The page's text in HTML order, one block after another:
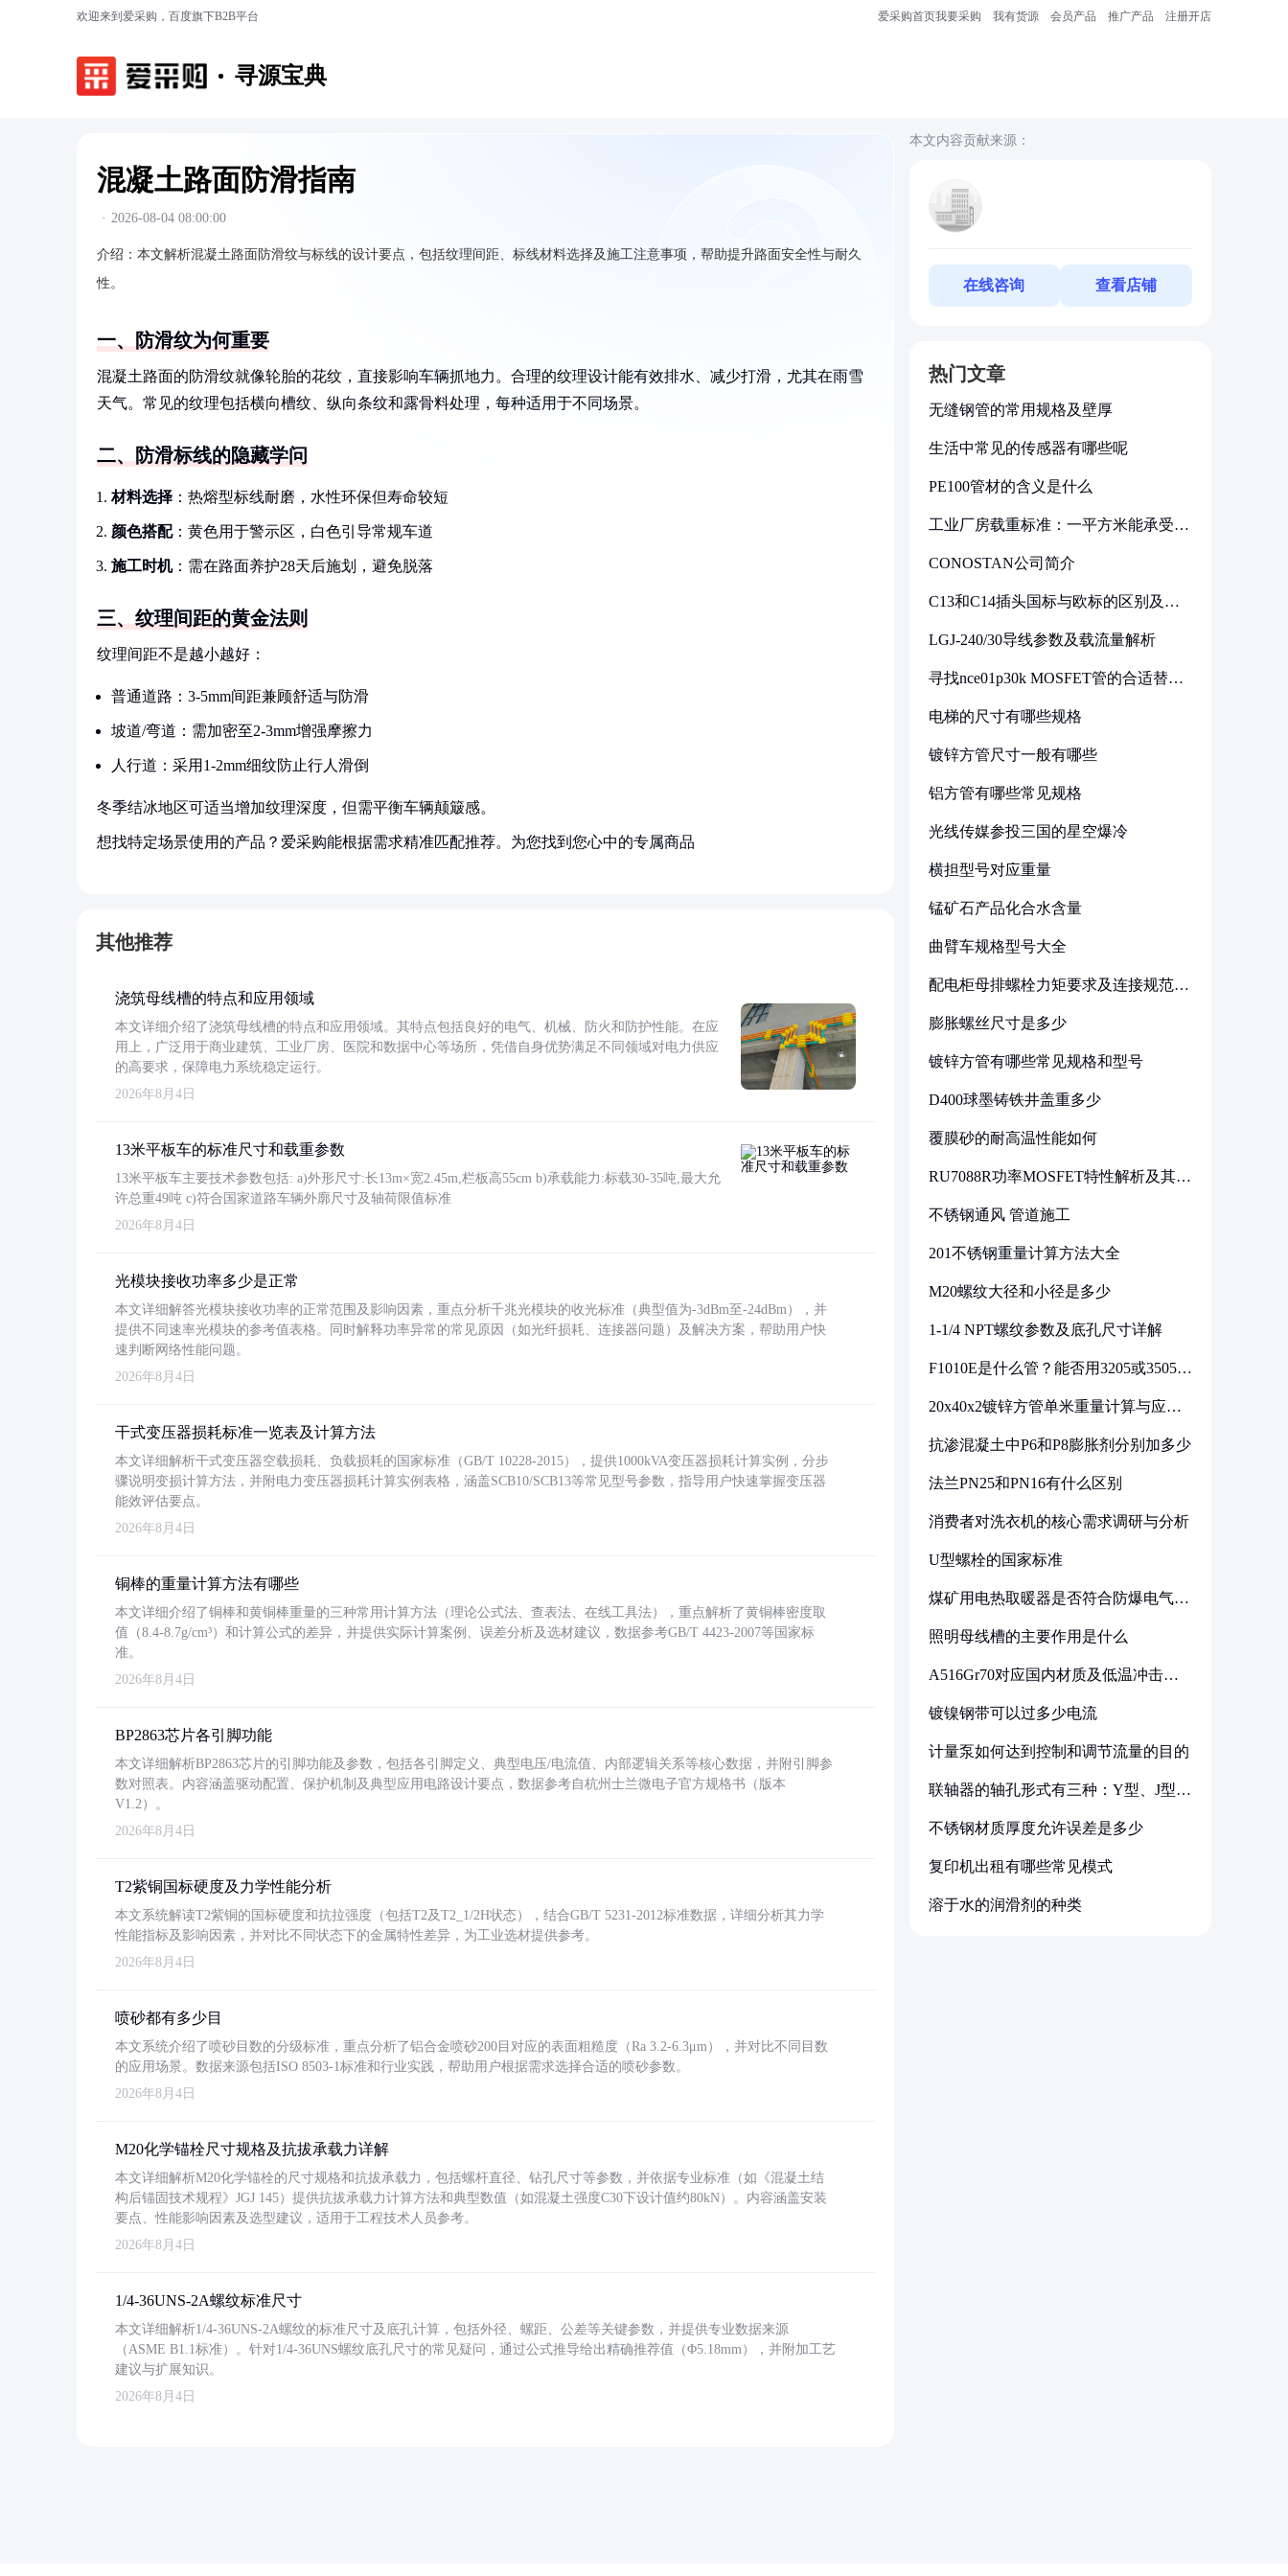
欢迎来到爱采购，百度旗下B2B平台 爱采购首页我要采购 我有货源 会员产品 推广产品 注册开店
寻源宝典
混凝土路面防滑指南
· 2026-08-04 08:00:00
介绍： 本文解析混凝土路面防滑纹与标线的设计要点，包括纹理间距、标线材料选择及施工注意事项，帮助提升路面安全性与耐久
性。
一、防滑纹为何重要
混凝土路面的防滑纹就像轮胎的花纹，直接影响车辆抓地力。合理的纹理设计能有效排水、减少打滑，尤其在雨雪
天气。常见的纹理包括横向槽纹、纵向条纹和露骨料处理，每种适用于不同场景。
二、防滑标线的隐藏学问
材料选择 ：热熔型标线耐磨，水性环保但寿命较短
颜色搭配：黄色用于警示区，白色引导常规车道
施工时机：需在路面养护28天后施划，避免脱落
三、纹理间距的黄金法则
纹理间距不是越小越好：
普通道路：3-5mm间距兼顾舒适与防滑
坡道/弯道：需加密至2-3mm增强摩擦力
人行道：采用1-2mm细纹防止行人滑倒
冬季结冰地区可适当增加纹理深度，但需平衡车辆颠簸感。
想找特定场景使用的产品？爱采购能根据需求精准匹配推荐。为您找到您心中的专属商品
其他推荐
浇筑母线槽的特点和应用领域
本文详细介绍了浇筑母线槽的特点和应用领域。其特点包括良好的电气、机械、防火和防护性能。在应
用上，广泛用于商业建筑、工业厂房、医院和数据中心等场所，凭借自身优势满足不同领域对电力供应
的高要求，保障电力系统稳定运行。
2026年8月4日
13米平板车的标准尺寸和载重参数
13米平板车主要技术参数包括: a)外形尺寸:长13m×宽2.45m,栏板高55cm b)承载能力:标载30-35吨,最大允
许总重49吨 c)符合国家道路车辆外廓尺寸及轴荷限值标准
2026年8月4日
光模块接收功率多少是正常
本文详细解答光模块接收功率的正常范围及影响因素，重点分析千兆光模块的收光标准（典型值为-3dBm至-24dBm），并
提供不同速率光模块的参考值表格。同时解释功率异常的常见原因（如光纤损耗、连接器问题）及解决方案，帮助用户快
速判断网络性能问题。
2026年8月4日
干式变压器损耗标准一览表及计算方法
本文详细解析干式变压器空载损耗、负载损耗的国家标准（GB/T 10228-2015），提供1000kVA变压器损耗计算实例，分步
骤说明变损计算方法，并附电力变压器损耗计算实例表格，涵盖SCB10/SCB13等常见型号参数，指导用户快速掌握变压器
能效评估要点。
2026年8月4日
铜棒的重量计算方法有哪些
本文详细介绍了铜棒和黄铜棒重量的三种常用计算方法（理论公式法、查表法、在线工具法），重点解析了黄铜棒密度取
值（8.4-8.7g/cm³）和计算公式的差异，并提供实际计算案例、误差分析及选材建议，数据参考GB/T 4423-2007等国家标
准。
2026年8月4日
BP2863芯片各引脚功能
本文详细解析BP2863芯片的引脚功能及参数，包括各引脚定义、典型电压/电流值、内部逻辑关系等核心数据，并附引脚参
数对照表。内容涵盖驱动配置、保护机制及典型应用电路设计要点，数据参考自杭州士兰微电子官方规格书（版本
V1.2）。
2026年8月4日
T2紫铜国标硬度及力学性能分析
本文系统解读T2紫铜的国标硬度和抗拉强度（包括T2及T2_1/2H状态），结合GB/T 5231-2012标准数据，详细分析其力学
性能指标及影响因素，并对比不同状态下的金属特性差异，为工业选材提供参考。
2026年8月4日
喷砂都有多少目
本文系统介绍了喷砂目数的分级标准，重点分析了铝合金喷砂200目对应的表面粗糙度（Ra 3.2-6.3μm），并对比不同目数
的应用场景。数据来源包括ISO 8503-1标准和行业实践，帮助用户根据需求选择合适的喷砂参数。
2026年8月4日
M20化学锚栓尺寸规格及抗拔承载力详解
本文详细解析M20化学锚栓的尺寸规格和抗拔承载力，包括螺杆直径、钻孔尺寸等参数，并依据专业标准（如《混凝土结
构后锚固技术规程》JGJ 145）提供抗拔承载力计算方法和典型数值（如混凝土强度C30下设计值约80kN）。内容涵盖安装
要点、性能影响因素及选型建议，适用于工程技术人员参考。
2026年8月4日
1/4-36UNS-2A螺纹标准尺寸
本文详细解析1/4-36UNS-2A螺纹的标准尺寸及底孔计算，包括外径、螺距、公差等关键参数，并提供专业数据来源
（ASME B1.1标准）。针对1/4-36UNS螺纹底孔尺寸的常见疑问，通过公式推导给出精确推荐值（Φ5.18mm），并附加工艺
建议与扩展知识。
2026年8月4日
本文内容贡献来源：
在线咨询 查看店铺
热门文章
无缝钢管的常用规格及壁厚
生活中常见的传感器有哪些呢
PE100管材的含义是什么
工业厂房载重标准：一平方米能承受多
CONOSTAN公司简介
C13和C14插头国标与欧标的区别及其
LGJ-240/30导线参数及载流量解析
寻找nce01p30k MOSFET管的合适替代
电梯的尺寸有哪些规格
镀锌方管尺寸一般有哪些
铝方管有哪些常见规格
光线传媒参投三国的星空爆冷
横担型号对应重量
锰矿石产品化合水含量
曲臂车规格型号大全
配电柜母排螺栓力矩要求及连接规范详
膨胀螺丝尺寸是多少
镀锌方管有哪些常见规格和型号
D400球墨铸铁井盖重多少
覆膜砂的耐高温性能如何
RU7088R功率MOSFET特性解析及其在
不锈钢通风 管道施工
201不锈钢重量计算方法大全
M20螺纹大径和小径是多少
1-1/4 NPT螺纹参数及底孔尺寸详解
F1010E是什么管？能否用3205或3505代
20x40x2镀锌方管单米重量计算与应用
抗渗混凝土中P6和P8膨胀剂分别加多少
法兰PN25和PN16有什么区别
消费者对洗衣机的核心需求调研与分析
U型螺栓的国家标准
煤矿用电热取暖器是否符合防爆电气设
照明母线槽的主要作用是什么
A516Gr70对应国内材质及低温冲击要
镀镍钢带可以过多少电流
计量泵如何达到控制和调节流量的目的
联轴器的轴孔形式有三种：Y型、J型、
不锈钢材质厚度允许误差是多少
复印机出租有哪些常见模式
溶于水的润滑剂的种类